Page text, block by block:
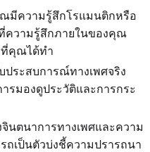
มีความรู้สึกโรแมนติกหรือ
ความรู้สึกภายในของคุณ
ที่คุณได้ทำ
ประสบการณ์ทางเพศจริง
รมองดูประวัติและการกระ
จินตนาการทางเพศและความ
เป็นตัวบ่งชี้ความปรารถนา